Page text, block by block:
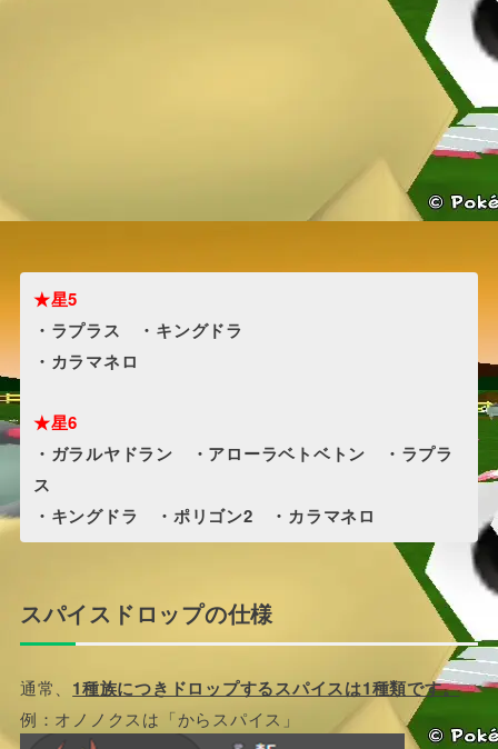
★星5
・ラプラス ・キングドラ
・カラマネロ
★星6
・ガラルヤドラン ・アローラベトベトン ・ラプラ
ス
・キングドラ ・ポリゴン2 ・カラマネロ
スパイスドロップの仕様
通常、 1種族につきドロップするスパイスは1種類です。
例：オノノクスは「からスパイス」